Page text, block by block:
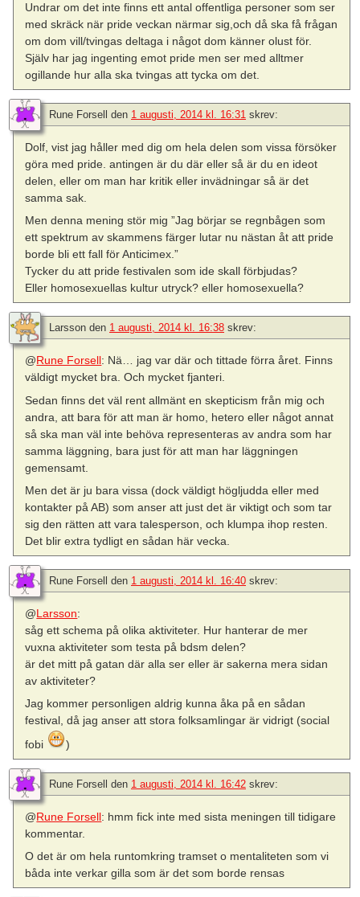
Undrar om det inte finns ett antal offentliga personer som ser
med skräck när pride veckan närmar sig,och då ska få frågan
om dom vill/tvingas deltaga i något dom känner olust för.
Själv har jag ingenting emot pride men ser med alltmer
ogillande hur alla ska tvingas att tycka om det.
Rune Forsell den 1 augusti, 2014 kl. 16:31 skrev:
Dolf, vist jag håller med dig om hela delen som vissa försöker
göra med pride. antingen är du där eller så är du en ideot
delen, eller om man har kritik eller invädningar så är det
samma sak.
Men denna mening stör mig ”Jag börjar se regnbågen som
ett spektrum av skammens färger lutar nu nästan åt att pride
borde bli ett fall för Anticimex.”
Tycker du att pride festivalen som ide skall förbjudas?
Eller homosexuellas kultur utryck? eller homosexuella?
Larsson den 1 augusti, 2014 kl. 16:38 skrev:
@Rune Forsell: Nä… jag var där och tittade förra året. Finns
väldigt mycket bra. Och mycket fjanteri.
Sedan finns det väl rent allmänt en skepticism från mig och
andra, att bara för att man är homo, hetero eller något annat
så ska man väl inte behöva representeras av andra som har
samma läggning, bara just för att man har läggningen
gemensamt.
Men det är ju bara vissa (dock väldigt högljudda eller med
kontakter på AB) som anser att just det är viktigt och som tar
sig den rätten att vara talesperson, och klumpa ihop resten.
Det blir extra tydligt en sådan här vecka.
Rune Forsell den 1 augusti, 2014 kl. 16:40 skrev:
@Larsson:
såg ett schema på olika aktiviteter. Hur hanterar de mer
vuxna aktiviteter som testa på bdsm delen?
är det mitt på gatan där alla ser eller är sakerna mera sidan
av aktiviteter?
Jag kommer personligen aldrig kunna åka på en sådan
festival, då jag anser att stora folksamlingar är vidrigt (social
fobi
)
Rune Forsell den 1 augusti, 2014 kl. 16:42 skrev:
@Rune Forsell: hmm fick inte med sista meningen till tidigare
kommentar.
O det är om hela runtomkring tramset o mentaliteten som vi
båda inte verkar gilla som är det som borde rensas